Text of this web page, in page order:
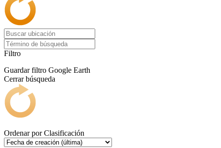
Filtro
Guardar filtro Google Earth
Cerrar búsqueda
Ordenar por Clasificación